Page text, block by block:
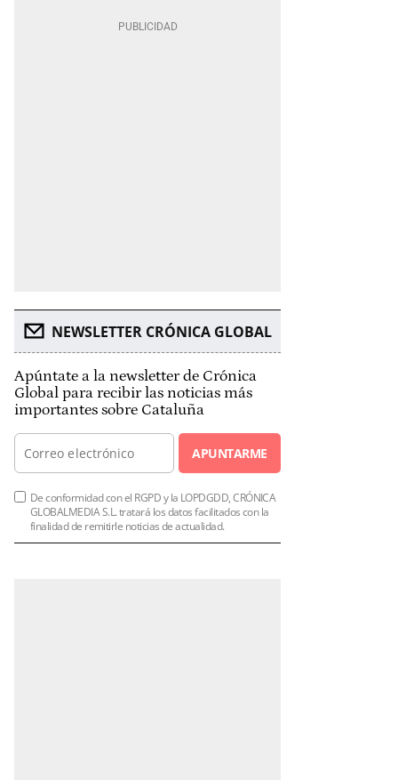
NEWSLETTER CRÓNICA GLOBAL
Apúntate a la newsletter de Crónica
Global para recibir las noticias más
importantes sobre Cataluña
APUNTARME
De conformidad con el RGPD y la LOPDGDD, CRÓNICA
GLOBALMEDIA S.L. tratará los datos facilitados con la
finalidad de remitirle noticias de actualidad.